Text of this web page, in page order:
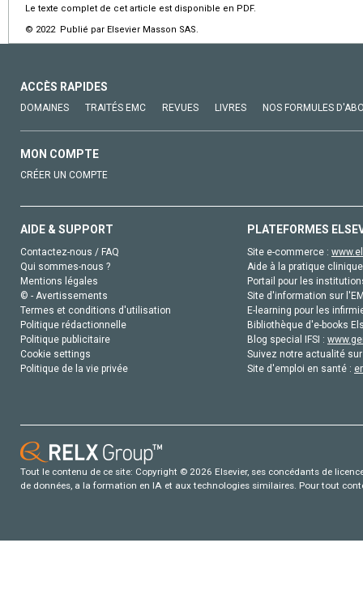
Le texte complet de cet article est disponible en PDF.
© 2022 Publié par Elsevier Masson SAS.
ACCÈS RAPIDES
DOMAINES TRAITÉS EMC REVUES LIVRES NOS FORMULES
MON COMPTE
CRÉER UN COMPTE
AIDE & SUPPORT
Contactez-nous / FAQ
Qui sommes-nous ?
Mentions légales
© - Avertissements
Termes et conditions d'utilisation
Politique rédactionnelle
Politique publicitaire
Cookie settings
Politique de la vie privée
PLATEFORMES
Site e-commerce :
Aide à la pratique
Portail pour les
Site d'information sur
E-learning pour les
Bibliothèque d'e-books
Blog special IFSI :
Suivez notre actualité
Site d'emploi en santé :
Tout le contenu de ce site: Copyright © 2026 Elsevier, ses concédants de
de données, a la formation en IA et aux technologies similaires. Pour tout